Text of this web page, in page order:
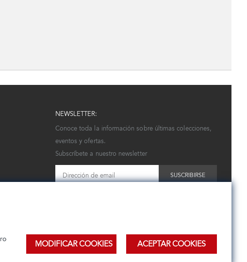
NEWSLETTER:
Conoce toda la información sobre últimas colecciones,
eventos y ofertas.
Subscríbete a nuestro newsletter
SUSCRIBIRSE
MODIFICAR COOKIES ACEPTAR COOKIES